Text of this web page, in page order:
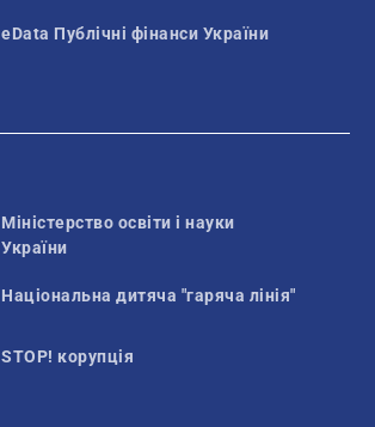
eData Публічні фінанси України
Міністерство освіти і науки
України
Національна дитяча "гаряча лінія"
STOP! корупція